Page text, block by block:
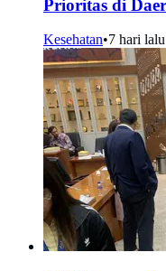
Prioritas di
Kesehatan•7 hari lalu